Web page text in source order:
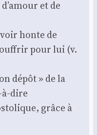
et de
honte de
pour lui (v.
dépôt » de la
à-dire
grâce à